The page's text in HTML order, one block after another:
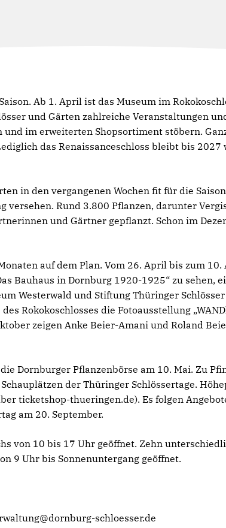
Ab 1. April ist das Museum im
und Gärten zahlreiche Veranstaltungen
im erweiterten Shopsortiment stöbern.
das Renaissanceschloss bleibt bis 2027
in den vergangenen Wochen fit für die
Rund 3.800 Pflanzen, darunter
und Gärtner gepflanzt. Schon im
auf dem Plan. Vom 26. April bis zum
Bauhaus in Dornburg 1920-1925“ zu sehen,
Westerwald und Stiftung Thüringer
Rokokoschlosses die Fotoausstellung
zeigen Anke Beier-Amani und Roland
Dornburger Pflanzenbörse am 10. Mai. Zu
der Thüringer Schlössertage.
ticketshop-thueringen.de). Es folgen
am 20. September.
von 10 bis 17 Uhr geöffnet. Zehn
9 Uhr bis Sonnenuntergang geöffnet.
schloesser.de